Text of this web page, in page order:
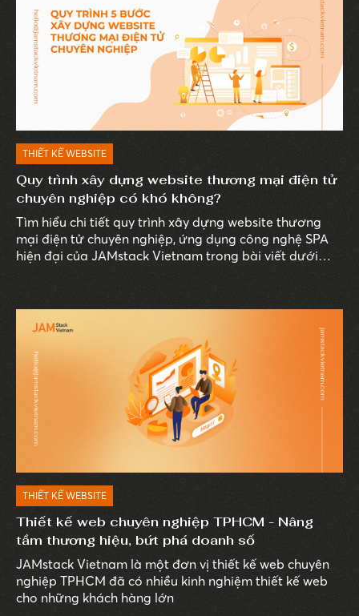
THIẾT KẾ WEBSITE
Quy trình xây dựng website thương mại điện tử
chuyên nghiệp có khó không?
Tìm hiểu chi tiết quy trình xây dựng website thương
mại điện tử chuyên nghiệp, ứng dụng công nghệ SPA
hiện đại của JAMstack Vietnam trong bài viết dưới
THIẾT KẾ WEBSITE
Thiết kế web chuyên nghiệp TPHCM - Nâng
tầm thương hiệu, bứt phá doanh số
JAMstack Vietnam là một đơn vị thiết kế web chuyên
nghiệp TPHCM đã có nhiều kinh nghiệm thiết kế web
cho những khách hàng lớn